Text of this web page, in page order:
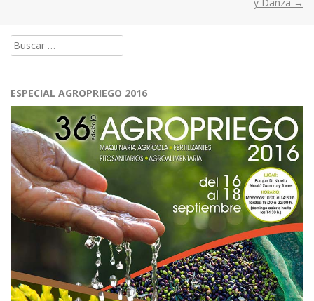
Buscar:
ESPECIAL AGROPRIEGO 2016